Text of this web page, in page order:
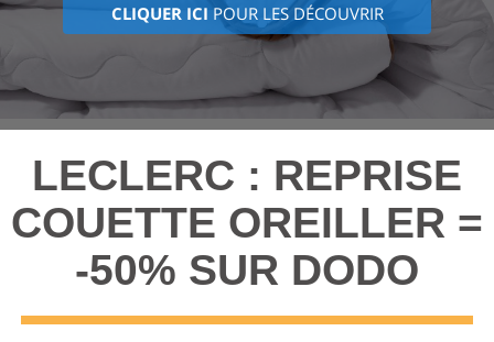
CLIQUER ICIPOUR LES DÉCOUVRIR
LECLERC : REPRISE
COUETTE OREILLER =
-50% SUR DODO